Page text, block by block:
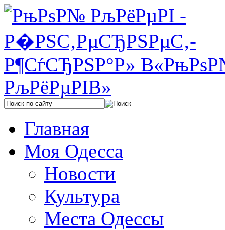
Главная
Моя Одесса
Новости
Культура
Места Одессы